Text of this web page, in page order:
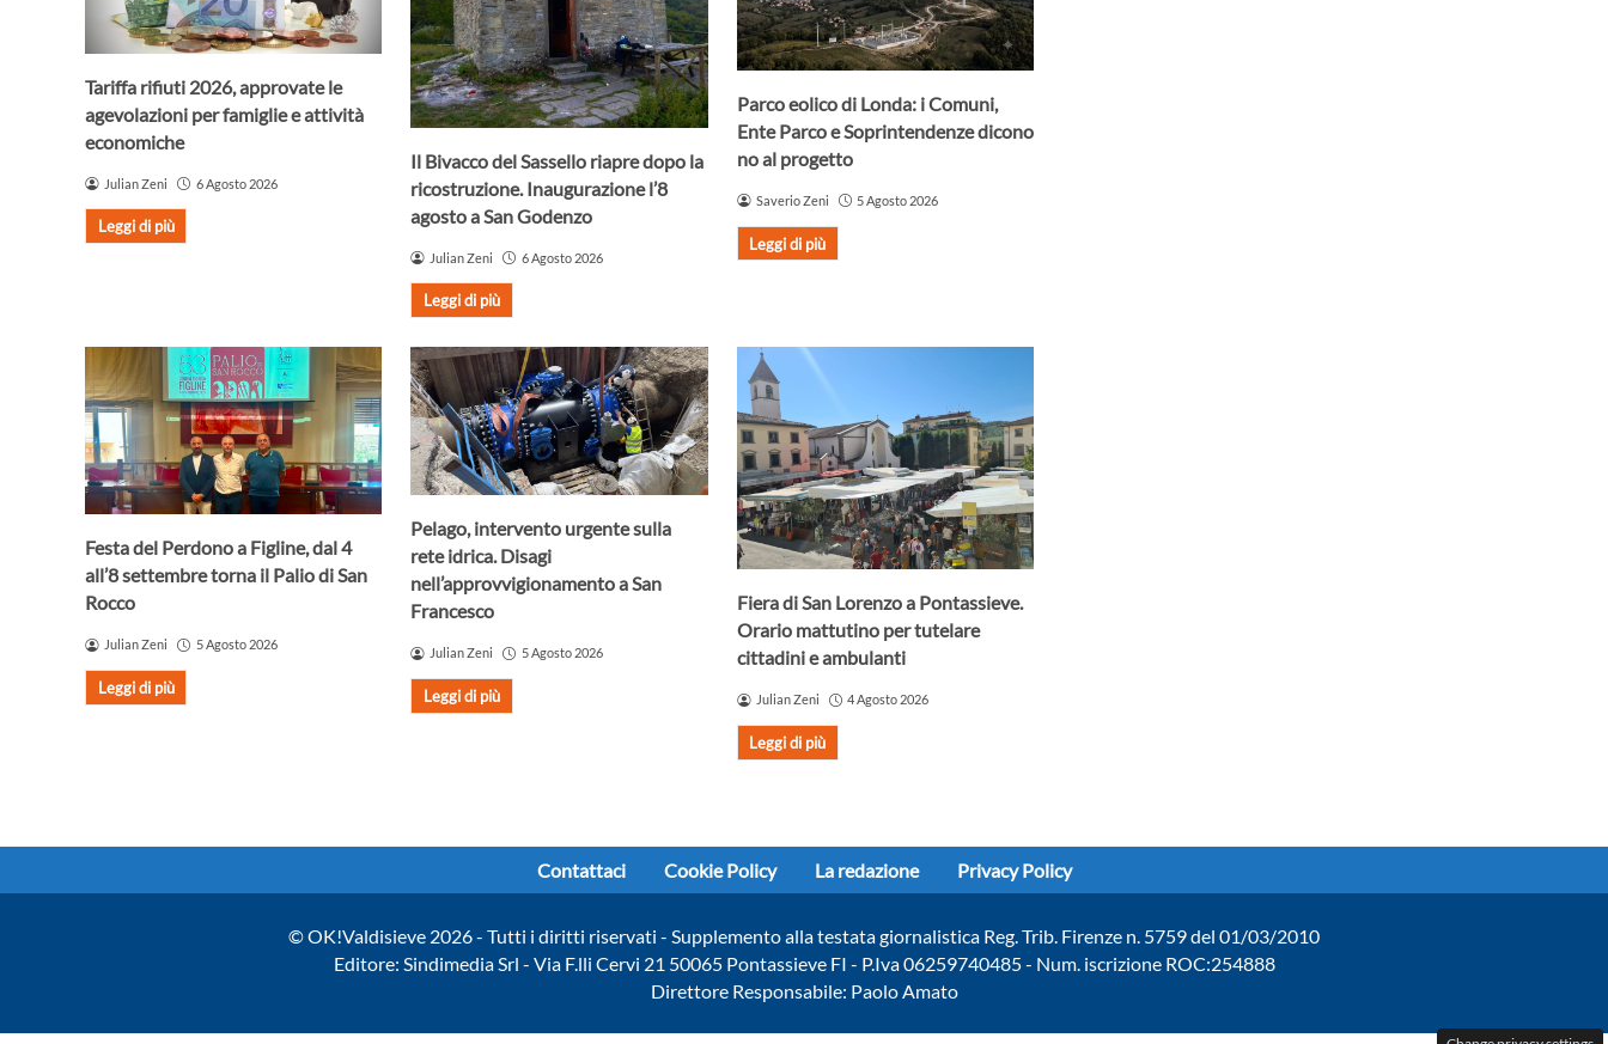
Tariffa rifiuti 2026, approvate le
agevolazioni per famiglie e attività
economiche
Julian Zeni 6 Agosto 2026
Leggi di più
Il Bivacco del Sassello riapre dopo la
ricostruzione. Inaugurazione l’8
agosto a San Godenzo
Julian Zeni 6 Agosto 2026
Leggi di più
Parco eolico di Londa: i Comuni,
Ente Parco e Soprintendenze dicono
no al progetto
Saverio Zeni 5 Agosto 2026
Leggi di più
Festa del Perdono a Figline, dal 4
all’8 settembre torna il Palio di San
Rocco
Julian Zeni 5 Agosto 2026
Leggi di più
Pelago, intervento urgente sulla
rete idrica. Disagi
nell’approvvigionamento a San
Francesco
Julian Zeni 5 Agosto 2026
Leggi di più
Fiera di San Lorenzo a Pontassieve.
Orario mattutino per tutelare
cittadini e ambulanti
Julian Zeni 4 Agosto 2026
Leggi di più
Contattaci Cookie Policy La redazione Privacy Policy
© OK!Valdisieve 2026 - Tutti i diritti riservati - Supplemento alla testata giornalistica Reg. Trib. Firenze n. 5759 del 01/03/2010
Editore: Sindimedia Srl - Via F.lli Cervi 21 50065 Pontassieve FI - P.Iva 06259740485 - Num. iscrizione ROC:254888
Direttore Responsabile: Paolo Amato